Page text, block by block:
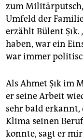
zum
Umfeld der
erzählt Bülent Şık.
haben, war ein
war immer
Als Ahmet Şık im
er seine Arbeit
sehr bald erkannt,
Klima seinen
konnte, sagt er